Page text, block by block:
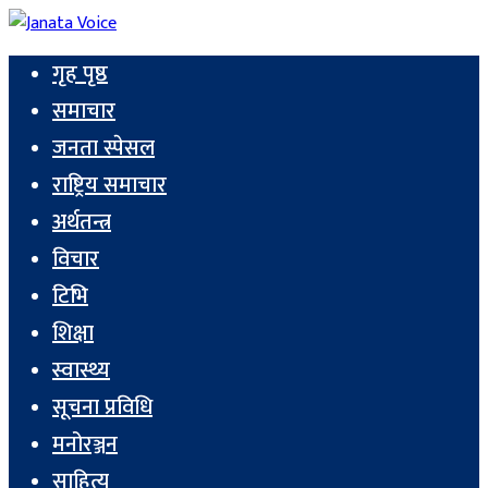
गृह पृष्ठ
समाचार
जनता स्पेसल
राष्ट्रिय समाचार
अर्थतन्त्र
विचार
टिभि
शिक्षा
स्वास्थ्य
सूचना प्रविधि
मनोरञ्जन